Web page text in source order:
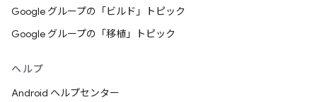
Google グループの「ビルド」トピック
Google グループの「移植」トピック
ヘルプ
Android ヘルプセンター